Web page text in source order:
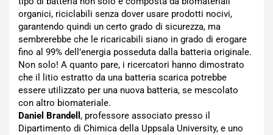
organici, riciclabili senza dover usare prodotti nocivi,
garantendo quindi un certo grado di sicurezza, ma
sembrerebbe che le ricaricabili siano in grado di erogare
fino al 99% dell’energia posseduta dalla batteria originale.
Non solo! A quanto pare, i ricercatori hanno dimostrato
che il litio estratto da una batteria scarica potrebbe
essere utilizzato per una nuova batteria, se mescolato
con altro biomateriale.
Daniel Brandell , professore associato presso il
Dipartimento di Chimica della Uppsala University, e uno